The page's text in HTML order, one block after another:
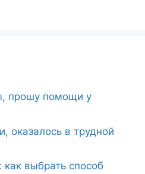
прошу помощи у
оказалось в трудной
выбрать способ